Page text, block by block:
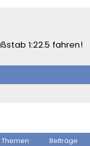
1:22.5 fahren!
Themen Beiträge